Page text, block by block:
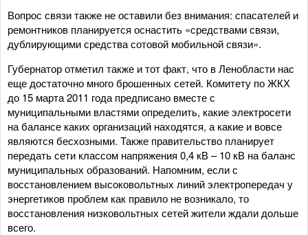
Вопрос связи также не оставили без внимания: спасателей и
ремонтников планируется оснастить «средствами связи,
дублирующими средства сотовой мобильной связи».
Губернатор отметил также и тот факт, что в Ленобласти нас
еще достаточно много брошенных сетей. Комитету по ЖКХ
до 15 марта 2011 года предписано вместе с
муниципальными властями определить, какие электросети
на балансе каких организаций находятся, а какие и вовсе
являются бесхозными. Также правительство планирует
передать сети классом напряжения 0,4 кВ – 10 кВ на баланс
муниципальных образований. Напомним, если с
восстановлением высоковольтных линий электропередач у
энергетиков проблем как правило не возникало, то
восстановления низковольтных сетей жители ждали дольше
всего.